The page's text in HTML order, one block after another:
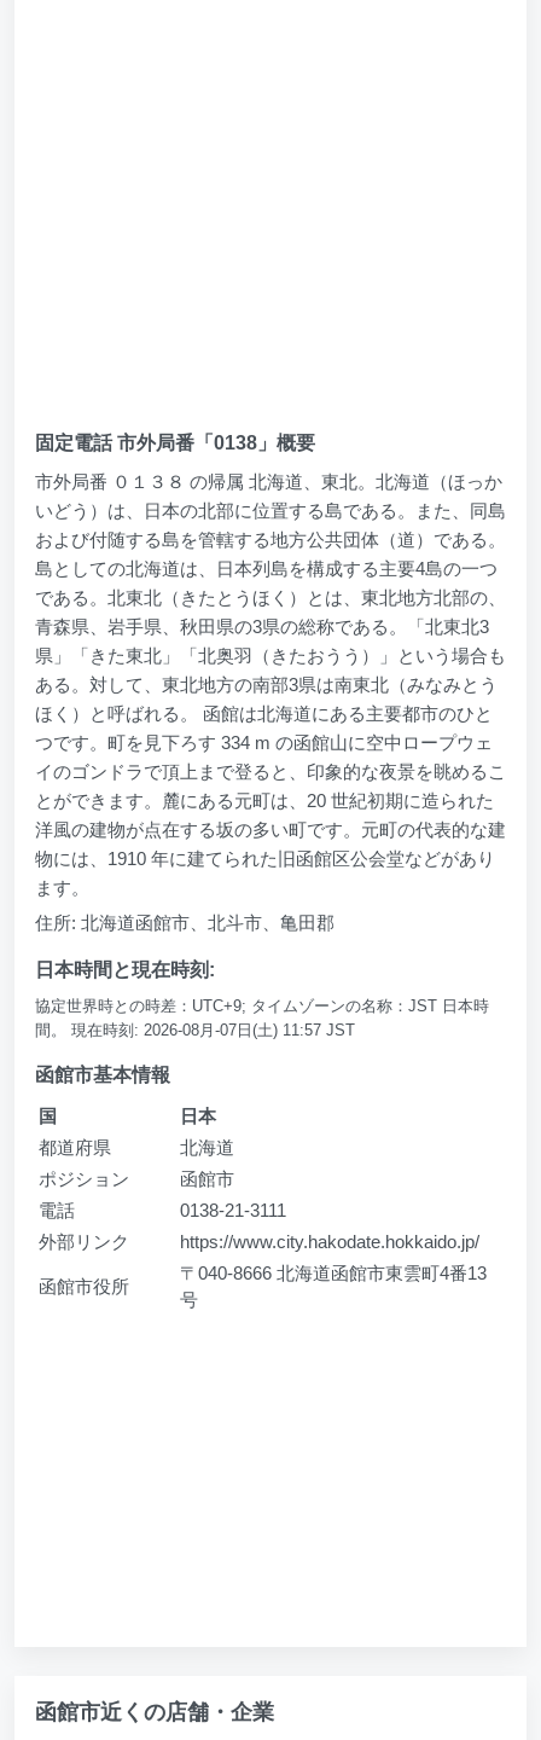
固定電話 市外局番「0138」概要
市外局番 ０１３８ の帰属 北海道、東北。北海道（ほっか
いどう）は、日本の北部に位置する島である。また、同島
および付随する島を管轄する地方公共団体（道）である。
島としての北海道は、日本列島を構成する主要4島の一つ
である。北東北（きたとうほく）とは、東北地方北部の、
青森県、岩手県、秋田県の3県の総称である。「北東北3
県」「きた東北」「北奥羽（きたおうう）」という場合も
ある。対して、東北地方の南部3県は南東北（みなみとう
ほく）と呼ばれる。 函館は北海道にある主要都市のひと
つです。町を見下ろす 334 m の函館山に空中ロープウェ
イのゴンドラで頂上まで登ると、印象的な夜景を眺めるこ
とができます。麓にある元町は、20 世紀初期に造られた
洋風の建物が点在する坂の多い町です。元町の代表的な建
物には、1910 年に建てられた旧函館区公会堂などがあり
ます。
住所: 北海道函館市、北斗市、亀田郡
日本時間と現在時刻:
協定世界時との時差：UTC+9; タイムゾーンの名称：JST 日本時
間。 現在時刻: 2026-08月-07日(土) 11:57 JST
函館市基本情報
国
日本
都道府県
北海道
ポジション
函館市
電話
0138-21-3111
外部リンク
https://www.city.hakodate.hokkaido.jp/
函館市役所
〒040-8666 北海道函館市東雲町4番13
号
函館市近くの店舗・企業